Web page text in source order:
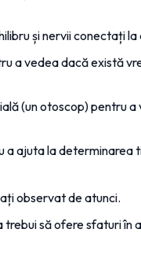
și nervii conectați la
a vedea dacă există
(un otoscop) pentru
ajuta la determinarea
observat de atunci.
să ofere sfaturi în